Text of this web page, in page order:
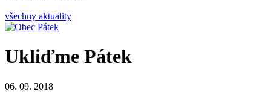
všechny aktuality
Ukliďme Pátek
06. 09. 2018